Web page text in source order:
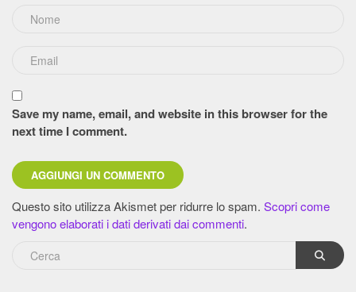
Save my name, email, and website in this browser for the
next time I comment.
Questo sito utilizza Akismet per ridurre lo spam. Scopri come
vengono elaborati i dati derivati dai commenti.